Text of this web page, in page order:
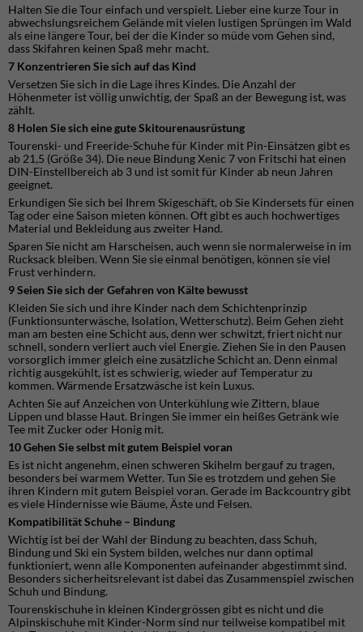
Halten Sie die Tour einfach und verspielt. Lieber eine kurze Tour in
abwechslungsreichem Gelände mit vielen lustigen Sprüngen im Wald
als eine längere Tour, bei der die Kinder so müde vom Gehen sind,
dass Skifahren keinen Spaß mehr macht.
7 Konzentrieren Sie sich auf das Kind
Versetzen Sie sich in die Lage ihres Kindes. Die Anzahl der
Höhenmeter ist völlig unwichtig, der Spaß an der Bewegung ist, was
zählt.
8 Holen Sie sich eine gute Skitourenausrüstung
Tourenski- und Freeride-Schuhe für Kinder mit Pin-Einsätzen gibt es
ab 21,5 (Größe 34). Die neue Bindung Xenic 7 von Fritschi hat einen
DIN-Einstellbereich ab 3 und ist somit für Kinder ab neun Jahren
geeignet.
Erkundigen Sie sich bei Ihrem Skigeschäft, ob Sie Kindersets für einen
Tag oder eine Saison mieten können. Oft gibt es auch hochwertiges
Material und Bekleidung aus zweiter Hand.
Sparen Sie nicht am Harscheisen, auch wenn sie normalerweise in im
Rucksack bleiben. Wenn Sie sie einmal benötigen, können sie viel
Frust verhindern.
9 Seien Sie sich der Gefahren von Kälte bewusst
Kleiden Sie sich und ihre Kinder nach dem Schichtenprinzip
(Funktionsunterwäsche, Isolation, Wetterschutz). Beim Gehen zieht
man am besten eine Schicht aus, denn wer schwitzt, friert nicht nur
schnell, sondern verliert auch viel Energie. Ziehen Sie in den Pausen
vorsorglich immer gleich eine zusätzliche Schicht an. Denn einmal
richtig ausgekühlt, ist es schwierig, wieder auf Temperatur zu
kommen. Wärmende Ersatzwäsche ist kein Luxus.
Achten Sie auf Anzeichen von Unterkühlung wie Zittern, blaue
Lippen und blasse Haut. Bringen Sie immer ein heißes Getränk wie
Tee mit Zucker oder Honig mit.
10 Gehen Sie selbst mit gutem Beispiel voran
Es ist nicht angenehm, einen schweren Skihelm bergauf zu tragen,
besonders bei warmem Wetter. Tun Sie es trotzdem und gehen Sie
ihren Kindern mit gutem Beispiel voran. Gerade im Backcountry gibt
es viele Hindernisse wie Bäume, Äste und Felsen.
Kompatibilität Schuhe – Bindung
Wichtig ist bei der Wahl der Bindung zu beachten, dass Schuh,
Bindung und Ski ein System bilden, welches nur dann optimal
funktioniert, wenn alle Komponenten aufeinander abgestimmt sind.
Besonders sicherheitsrelevant ist dabei das Zusammenspiel zwischen
Schuh und Bindung.
Tourenskischuhe in kleinen Kindergrössen gibt es nicht und die
Alpinskischuhe mit Kinder-Norm sind nur teilweise kompatibel mit